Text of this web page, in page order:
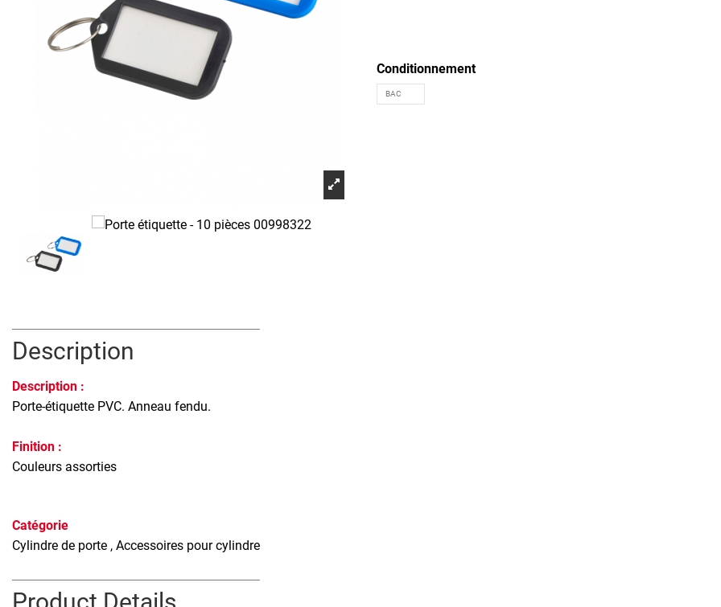
Conditionnement
Description
Description :
Porte-étiquette PVC. Anneau fendu.
Finition :
Couleurs assorties
Catégorie
Cylindre de porte , Accessoires pour cylindre